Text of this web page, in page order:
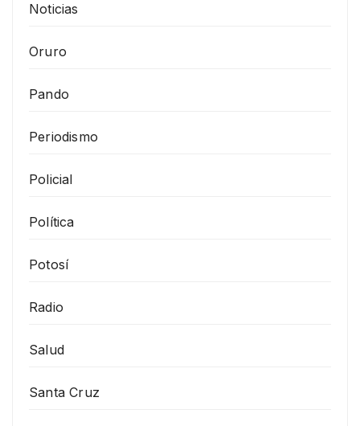
Noticias
Oruro
Pando
Periodismo
Policial
Política
Potosí
Radio
Salud
Santa Cruz